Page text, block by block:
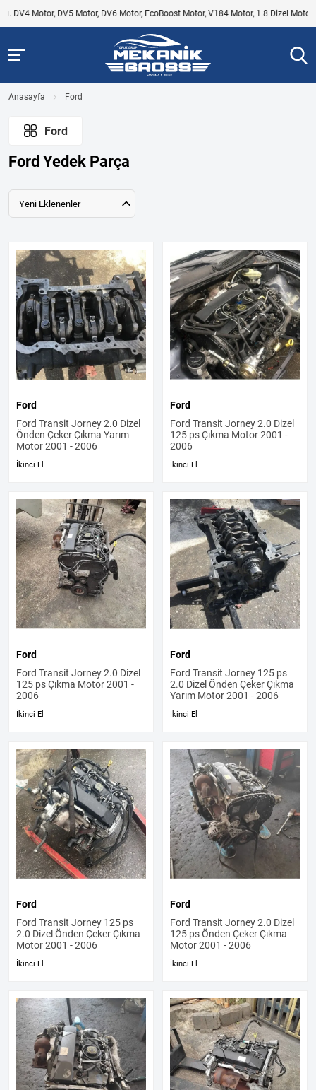
DV6 Motor, EcoBoost Motor, V184 Motor, 1.8 Dizel Motor, 1.6 Dizel Motor, Focus
Anasayfa Ford
Ford
Ford Yedek Parça
Yeni Eklenenler
Ford
Ford Transit Jorney 2.0 Dizel
Önden Çeker Çıkma Yarım
Motor 2001 - 2006
İkinci El
Ford
Ford Transit Jorney 2.0 Dizel
125 ps Çıkma Motor 2001 -
2006
İkinci El
Ford
Ford Transit Jorney 2.0 Dizel
125 ps Çıkma Motor 2001 -
2006
İkinci El
Ford
Ford Transit Jorney 125 ps
2.0 Dizel Önden Çeker Çıkma
Yarım Motor 2001 - 2006
İkinci El
Ford
Ford Transit Jorney 125 ps
2.0 Dizel Önden Çeker Çıkma
Motor 2001 - 2006
İkinci El
Ford
Ford Transit Jorney 2.0 Dizel
125 ps Önden Çeker Çıkma
Motor 2001 - 2006
İkinci El